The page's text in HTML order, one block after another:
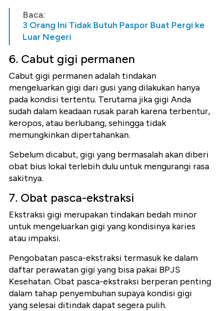
Baca:
3 Orang Ini Tidak Butuh Paspor Buat Pergi ke
Luar Negeri
6. Cabut gigi permanen
Cabut gigi permanen adalah tindakan
mengeluarkan gigi dari gusi yang dilakukan hanya
pada kondisi tertentu. Terutama jika gigi Anda
sudah dalam keadaan rusak parah karena terbentur,
keropos, atau berlubang, sehingga tidak
memungkinkan dipertahankan.
Sebelum dicabut, gigi yang bermasalah akan diberi
obat bius lokal terlebih dulu untuk mengurangi rasa
sakitnya.
7. Obat pasca-ekstraksi
Ekstraksi gigi merupakan tindakan bedah minor
untuk mengeluarkan gigi yang kondisinya karies
atau impaksi.
Pengobatan pasca-ekstraksi termasuk ke dalam
daftar perawatan gigi yang bisa pakai BPJS
Kesehatan. Obat pasca-ekstraksi berperan penting
dalam tahap penyembuhan supaya kondisi gigi
yang selesai ditindak dapat segera pulih.